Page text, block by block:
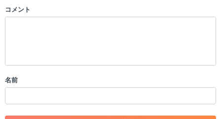
以下の書き込みを禁止とし、場合によってはコメント削除や書き込み制
・一度削除された投稿を再び投稿すること
・アカウントの売買など金銭が絡む内容の投稿
・各ゲームのネタバレを含む内容の投稿
コメント
名前